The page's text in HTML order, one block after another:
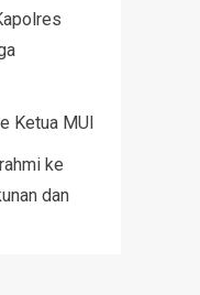
Ketua MUI
ke
dan